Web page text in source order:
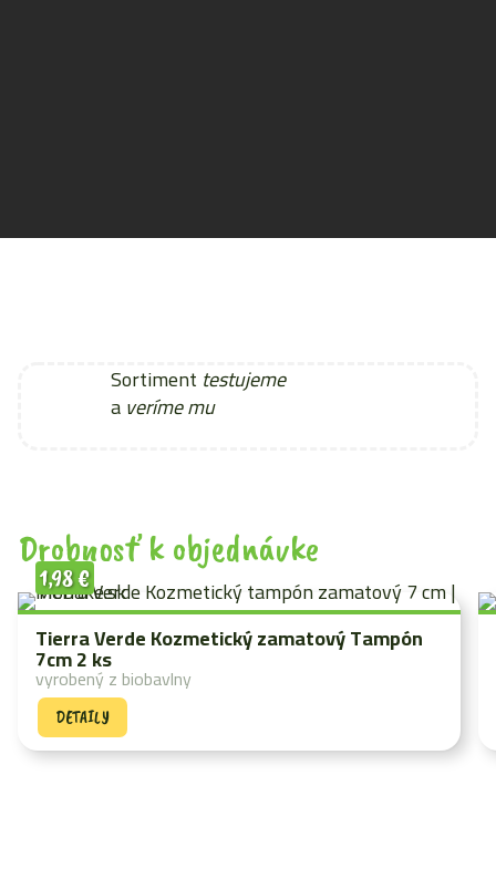
Sortiment testujeme
averíme mu
Drobnosť k objednávke
Tierra Verde Kozmetický zamatový Tampón
7cm 2 ks
1,98€
vyrobený z biobavlny
DETAILY